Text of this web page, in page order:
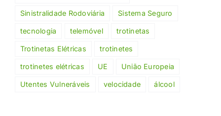
Sinistralidade Rodoviária Sistema Seguro
tecnologia telemóvel trotinetas
Trotinetas Elétricas trotinetes
trotinetes elétricas UE União Europeia
Utentes Vulneráveis velocidade álcool